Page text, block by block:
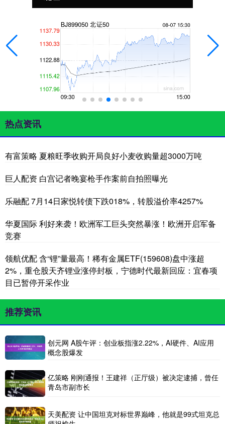
热点资讯
有富策略 夏粮旺季收购开局良好小麦收购量超3000万吨
巨人配资 白宫记者晚宴枪手作案前自拍照曝光
乐融配 7月14日家悦转债下跌018%，转股溢价率4257%
华夏国际 利好来袭！欧洲军工巨头突然暴涨！欧洲开启军备
竞赛
领航优配 含“锂”量最高！稀有金属ETF(159608)盘中涨超
2%，重仓股天齐锂业涨停封板，宁德时代最新回应：宜春项
目已暂停开采作业
推荐资讯
创元网 A股午评：创业板指涨2.22%，AI硬件、AI应用
概念股爆发
亿策略 刚刚通报！王建祥（正厅级）被决定逮捕，曾任
青岛市副市长
天美配资 让中国坦克对标世界巅峰，他就是99式坦克总